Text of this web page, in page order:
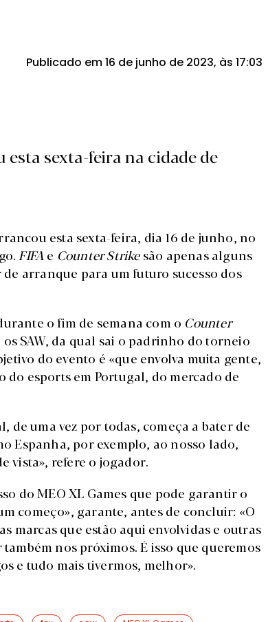
Publicado em 16 de junho de 2023, às 17:03
sexta-feira na cidade de
esta sexta-feira, dia 16 de junho, no
FIFA e Counter Strikesão apenas alguns
arranque para um futuro sucesso dos
o fim de semana com o Counter
SAW, da qual sai o padrinho do torneio
do evento é «que envolva muita gente,
do esports em Portugal, do mercado de
de uma vez por todas, começa a bater de
Espanha, por exemplo, ao nosso lado,
vista», refere o jogador.
do MEO XL Games que pode garantir o
começo», garante, antes de concluir: «O
marcas que estão aqui envolvidas e outras
nos próximos. É isso que queremos
e tudo mais tivermos, melhor».